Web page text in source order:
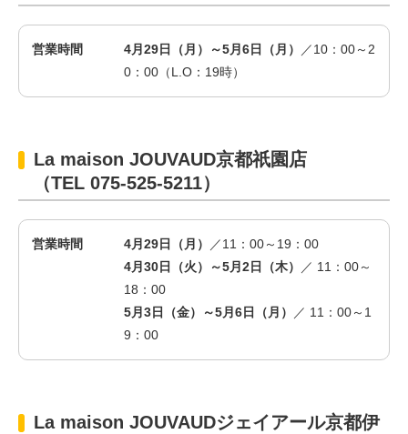
営業時間 4月29日（月）～5月6日（月）
／10：00～2
0：00（L.O：19時）
La maison JOUVAUD京都祇園店
（TEL 075-525-5211）
営業時間 4月29日 （ 月 ）
／11：00～19：00
4月30日（火）～5月2日（木）
／ 11：00～
18：00
5月3日（金）～5月6日（月）
／ 11：00～1
9：00
La maison JOUVAUDジェイアール京都伊